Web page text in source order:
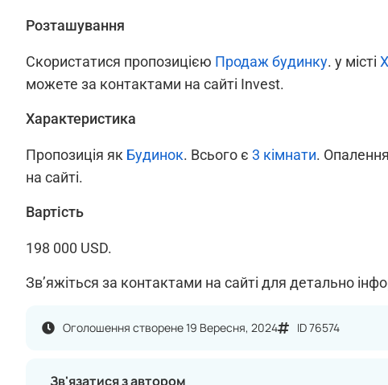
Розташування
Скористатися пропозицією Продаж будинку. у місті
можете за контактами на сайті Invest.
Характеристика
Пропозиція як Будинок. Всього є 3 кімнати. Опалення
на сайті.
Вартість
198 000 USD.
Зв’яжіться за контактами на сайті для детально
Оголошення створене 19 Вересня, 2024 ID 76574
Зв'язатися з автором